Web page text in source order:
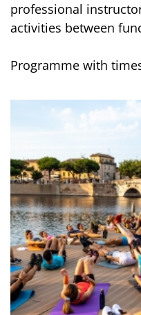
professional
activities between
Programme with